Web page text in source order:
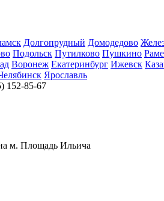
Долгопрудный Домодедово
Подольск Путилково Пушкино
Воронеж Екатеринбург Ижевск
Ярославль
152-85-67
м. Площадь Ильича